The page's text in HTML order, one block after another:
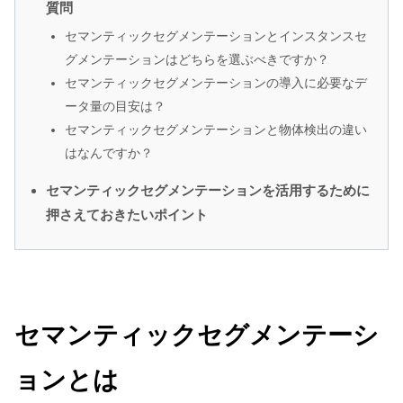
質問
セマンティックセグメンテーションとインスタンスセ
グメンテーションはどちらを選ぶべきですか？
セマンティックセグメンテーションの導入に必要なデ
ータ量の目安は？
セマンティックセグメンテーションと物体検出の違い
はなんですか？
セマンティックセグメンテーションを活用するために
押さえておきたいポイント
セマンティックセグメンテーシ
ョンとは